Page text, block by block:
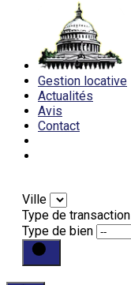
Gestion locative
Actualités
Avis
Contact
Ville
Type de transaction
Type de bien